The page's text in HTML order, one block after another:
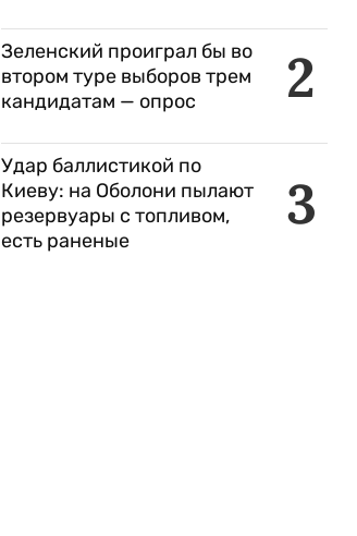
2
Зеленский проиграл бы во
втором туре выборов трем
кандидатам — опрос
3
Удар баллистикой по
Киеву: на Оболони пылают
резервуары с топливом,
есть раненые